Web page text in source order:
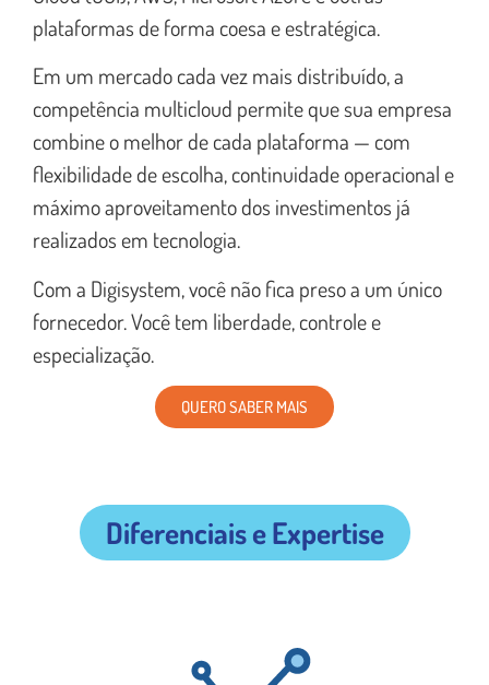
plataformas de forma coesa e estratégica.
Em um mercado cada vez mais distribuído, a
competência multicloud permite que sua empresa
combine o melhor de cada plataforma — com
flexibilidade de escolha, continuidade operacional e
máximo aproveitamento dos investimentos já
realizados em tecnologia.
Com a Digisystem, você não fica preso a um único
fornecedor. Você tem liberdade, controle e
especialização.
QUERO SABER MAIS
Diferenciais e Expertise